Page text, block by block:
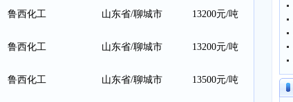
鲁西化工 山东省/聊城市 13200元/吨
鲁西化工 山东省/聊城市 13200元/吨
鲁西化工 山东省/聊城市 13500元/吨